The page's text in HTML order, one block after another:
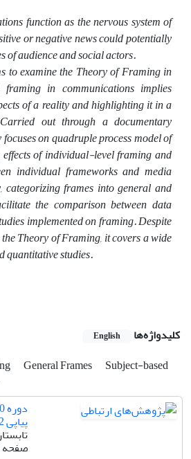
function as the nervous system of
or negative news could potentially
of audience and social actors.
to examine the Theory of Framing in
in communications implies
of a reality and highlighting it in a
out through a documentary
on quadruple process model of
of individual-level framing and
individual frameworks and media
frames into general and
the comparison between data
implemented on framing. Despite
Theory of Framing, it covers a wide
quantitative studies.
کلیدواژه‌ها English
General Frames
Subject-based
پیاپی 2
تابستان
صفحه